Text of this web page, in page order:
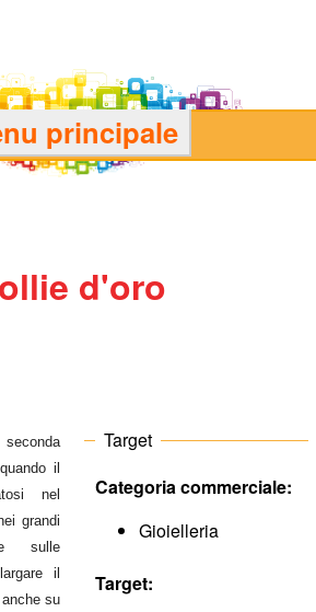
principale
d'oro
il
nel
grandi
sulle
il
su
Target
Categoria commerciale:
Gioielleria
Target: